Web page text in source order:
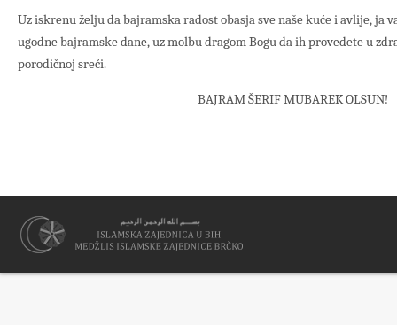
Uz iskrenu želju da bajramska radost obasja sve naše kuće i avlije, ja
ugodne bajramske dane, uz molbu dragom Bogu da ih provedete u
porodičnoj sreći.
BAJRAM ŠERIF MUBAREK OLSUN!